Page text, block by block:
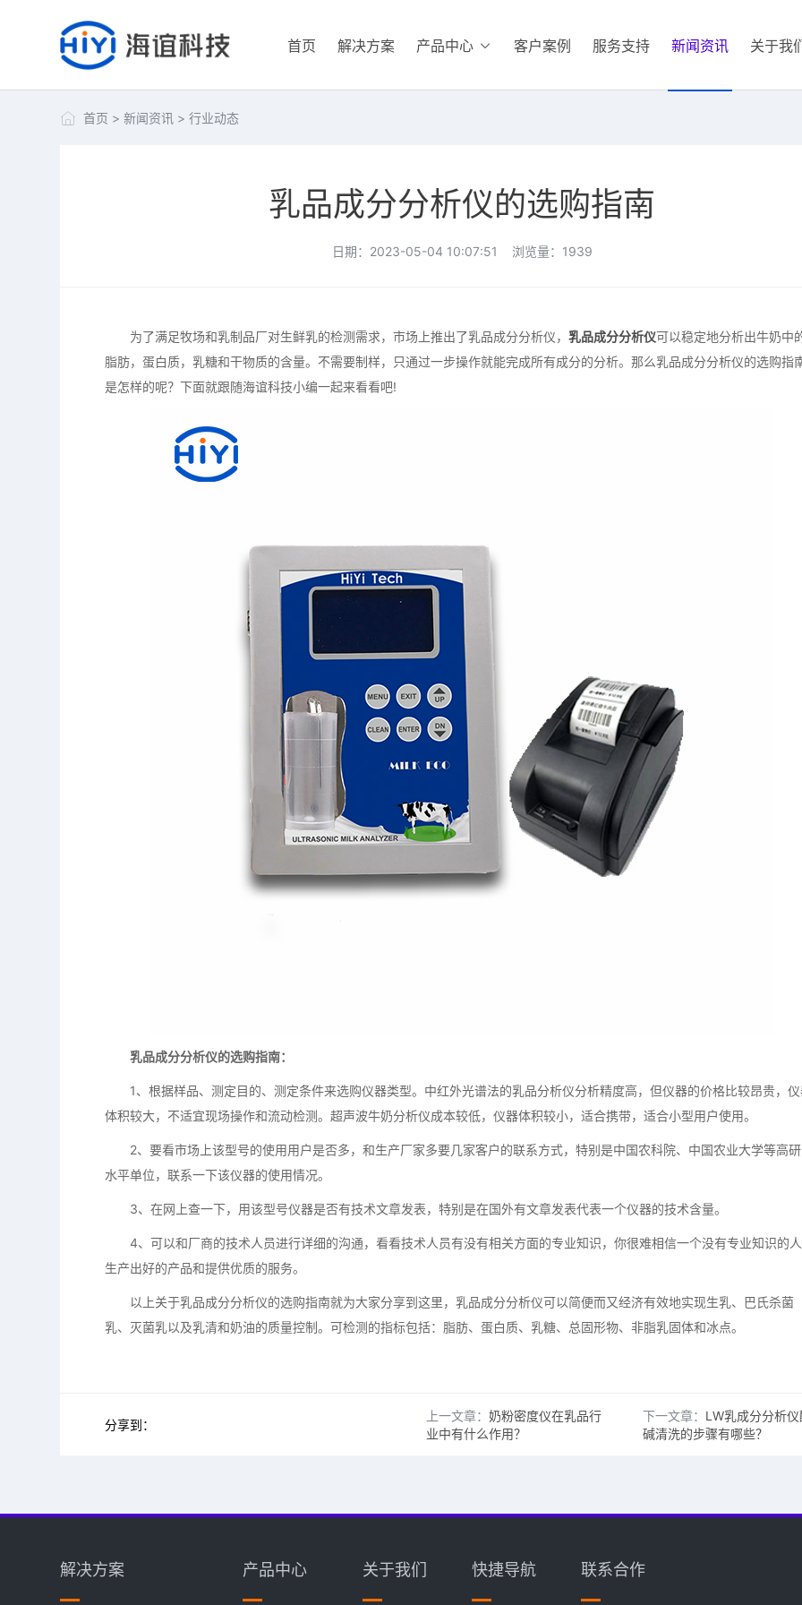
首页 解决方案 产品中心 客户案例 服务支持 新闻资讯 关于我
首页 >新闻资讯 >行业动态
乳品成分分析仪的选购指南
日期：2023-05-04 10:07:51 浏览量：1939
为了满足牧场和乳制品厂对生鲜乳的检测需求，市场上推出了乳品成分分析仪，乳品成分分析仪可以稳定地分析出牛奶中
脂肪，蛋白质，乳糖和干物质的含量。不需要制样，只通过一步操作就能完成所有成分的分析。那么乳品成分分析仪的选购指
是怎样的呢？下面就跟随海谊科技小编一起来看看吧!
乳品成分分析仪的选购指南：
1、根据样品、测定目的、测定条件来选购仪器类型。中红外光谱法的乳品分析仪分析精度高，但仪器的价格比较昂贵，
体积较大，不适宜现场操作和流动检测。超声波牛奶分析仪成本较低，仪器体积较小，适合携带，适合小型用户使用。
2、要看市场上该型号的使用用户是否多，和生产厂家多要几家客户的联系方式，特别是中国农科院、中国农业大学等高
水平单位，联系一下该仪器的使用情况。
3、在网上查一下，用该型号仪器是否有技术文章发表，特别是在国外有文章发表代表一个仪器的技术含量。
4、可以和厂商的技术人员进行详细的沟通，看看技术人员有没有相关方面的专业知识，你很难相信一个没有专业知识的
生产出好的产品和提供优质的服务。
以上关于乳品成分分析仪的选购指南就为大家分享到这里，乳品成分分析仪可以简便而又经济有效地实现生乳、巴氏杀菌
乳、灭菌乳以及乳清和奶油的质量控制。可检测的指标包括：脂肪、蛋白质、乳糖、总固形物、非脂乳固体和冰点。
分享到：
上一文章：奶粉密度仪在乳品行
业中有什么作用？
下一文章： LW乳成分分析仪
碱清洗的步骤有哪些？
解决方案 产品中心 关于我们 快捷导航 联系合作